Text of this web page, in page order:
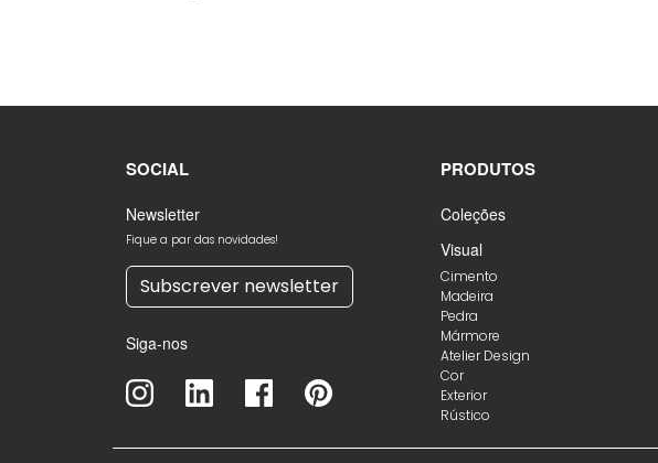
SOCIAL
Newsletter
Fique a par das novidades!
Subscrever newsletter
Siga-nos
PRODUTOS
Coleções
Visual
Cimento
Madeira
Pedra
Mármore
Atelier Design
Cor
Exterior
Rústico